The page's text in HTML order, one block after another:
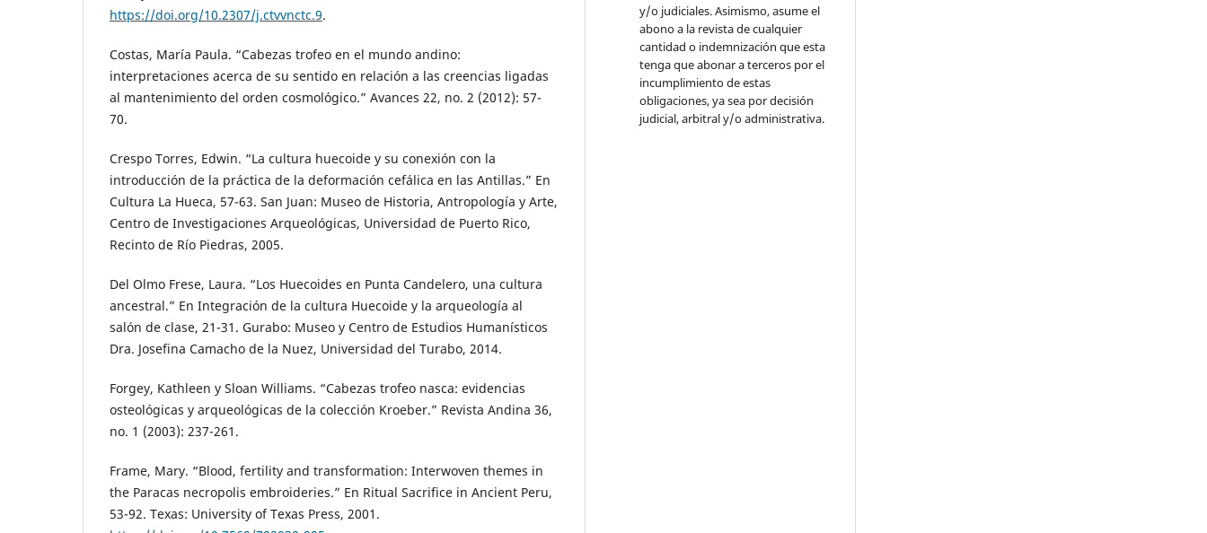
https://doi.org/10.2307/j.ctvvnctc.9.
Costas, María Paula. “Cabezas trofeo en el mundo andino:
interpretaciones acerca de su sentido en relación a las creencias ligadas
al mantenimiento del orden cosmológico.” Avances 22, no. 2 (2012): 57-
70.
Crespo Torres, Edwin. “La cultura huecoide y su conexión con la
introducción de la práctica de la deformación cefálica en las Antillas.” En
Cultura La Hueca, 57-63. San Juan: Museo de Historia, Antropología y Arte,
Centro de Investigaciones Arqueológicas, Universidad de Puerto Rico,
Recinto de Río Piedras, 2005.
Del Olmo Frese, Laura. “Los Huecoides en Punta Candelero, una cultura
ancestral.” En Integración de la cultura Huecoide y la arqueología al
salón de clase, 21-31. Gurabo: Museo y Centro de Estudios Humanísticos
Dra. Josefina Camacho de la Nuez, Universidad del Turabo, 2014.
Forgey, Kathleen y Sloan Williams. “Cabezas trofeo nasca: evidencias
osteológicas y arqueológicas de la colección Kroeber.” Revista Andina 36,
no. 1 (2003): 237-261.
Frame, Mary. “Blood, fertility and transformation: Interwoven themes in
the Paracas necropolis embroideries.” En Ritual Sacrifice in Ancient Peru,
53-92. Texas: University of Texas Press, 2001.
y/o judiciales. Asimismo, asume el
abono a la revista de cualquier
cantidad o indemnización que esta
tenga que abonar a terceros por el
incumplimiento de estas
obligaciones, ya sea por decisión
judicial, arbitral y/o administrativa.